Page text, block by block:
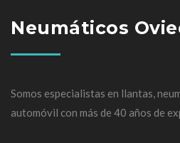
Neumáticos
Somos especialistas en llantas,
automóvil con más de 40 años de